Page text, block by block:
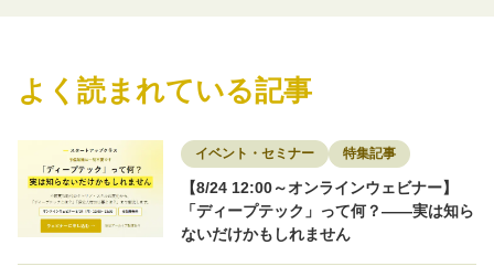
地域を盛り上げる 地方スタートアップ 地方創生
大学発スタートアップ
女性限定 宇宙 導入事例
環境エネルギー
研究者 研究開発 素材 脱炭素
転職
転職者インタビュー
よく読まれている記事
イベント・セミナー 特集記事
【8/24 12:00～オンラインウェビナー】
「ディープテック」って何？——実は知ら
ないだけかもしれません